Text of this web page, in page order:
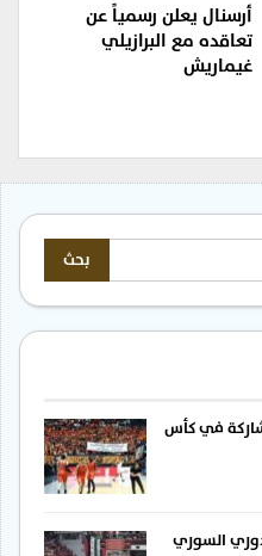
أرسنال يعلن رسمياً عن
تعاقده مع البرازيلي
غيماريش
في كأس
السوري